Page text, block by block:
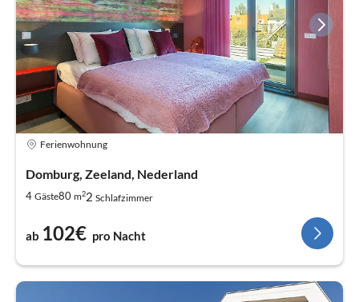
Ferienwohnung
Domburg, Zeeland, Nederland
4 Gäste80 m22 Schlafzimmer
ab 102€ pro Nacht